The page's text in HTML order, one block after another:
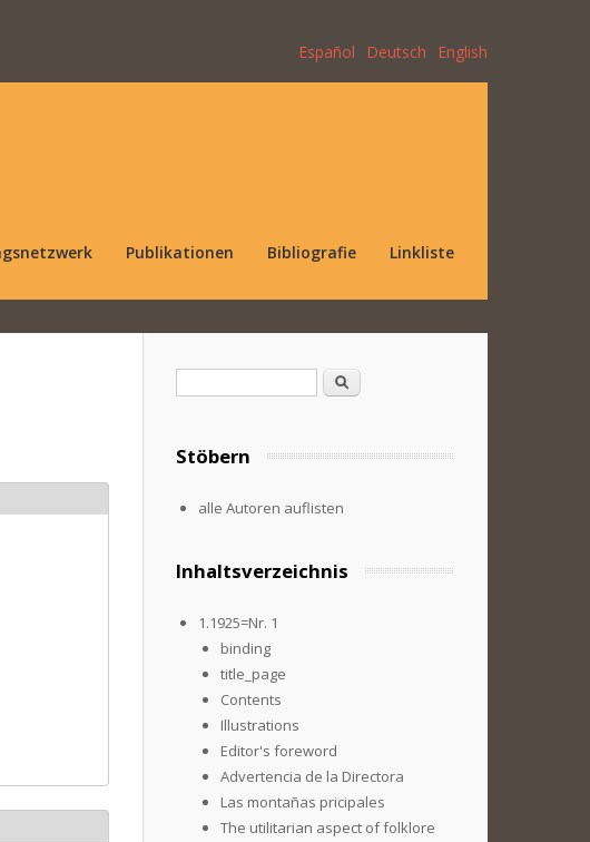
Español Deutsch English
Publikationen Bibliografie Linkliste
Suche
Stöbern
alle Autoren auflisten
Inhaltsverzeichnis
1.1925=Nr. 1
binding
title_page
Contents
Illustrations
Editor's foreword
Advertencia de la Directora
Las montañas pricipales
The utilitarian aspect of folklore